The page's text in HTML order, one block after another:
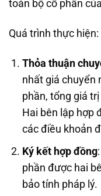
toàn bộ cổ phần
Quá trình thực hiện:
Thỏa thuận
nhất giá chuyển
phần, tổng giá
Hai bên lập hợp
các điều khoản
Ký kết hợp đồng
phần được hai
bảo tính pháp lý.